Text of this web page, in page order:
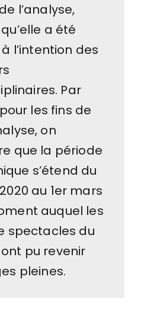
l’analyse,
a été
l’intention des
Par
les fins de
on
que la période
s’étend du
au 1er mars
auquel les
spectacles du
pu revenir
pleines.